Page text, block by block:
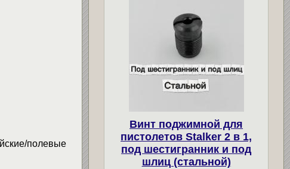
полевые
Винт поджимной для
пистолетов Stalker 2 в 1,
под шестигранник и под
шлиц (стальной)